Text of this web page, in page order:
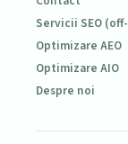
Servicii SEO
Optimizare AEO
Optimizare AIO
Despre noi